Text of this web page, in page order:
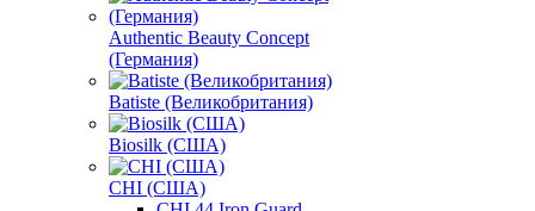
Authentic Beauty Concept
(Германия)
Batiste (Великобритания)
Biosilk (США)
CHI (США)